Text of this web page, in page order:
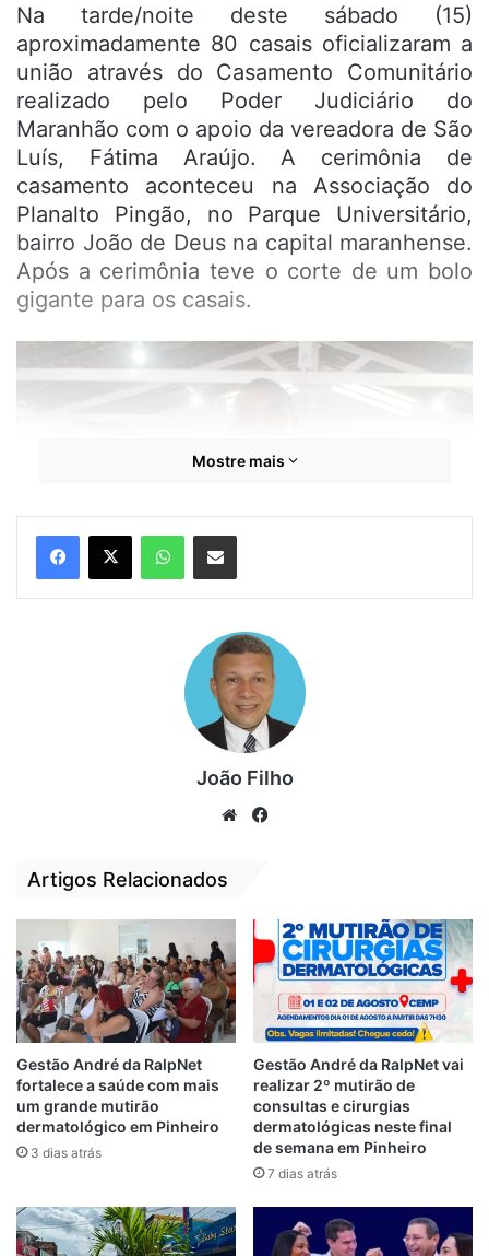
Na tarde/noite deste sábado (15)
aproximadamente 80 casais oficializaram a
união através do Casamento Comunitário
realizado pelo Poder Judiciário do
Maranhão com o apoio da vereadora de São
Luís, Fátima Araújo. A cerimônia de
casamento aconteceu na Associação do
Planalto Pingão, no Parque Universitário,
bairro João de Deus na capital maranhense.
Após a cerimônia teve o corte de um bolo
gigante para os casais.
Celebraram a cerimônia do Casamento
Comunitário as magistradas:
Dra. Diva Maria de Barros Mendes –
Dra. Joseane de Jesus Corrêa Bezerra –
Juíza de Direito
Mostre mais
João Filho
We
Artigos Relacionados
Gestão André da RalpNet
fortalece a saúde com mais
um grande mutirão
dermatológico em Pinheiro
3 dias atrás
Gestão André da RalpNet vai
realizar 2º mutirão de
consultas e cirurgias
dermatológicas neste final
de semana em Pinheiro
7 dias atrás